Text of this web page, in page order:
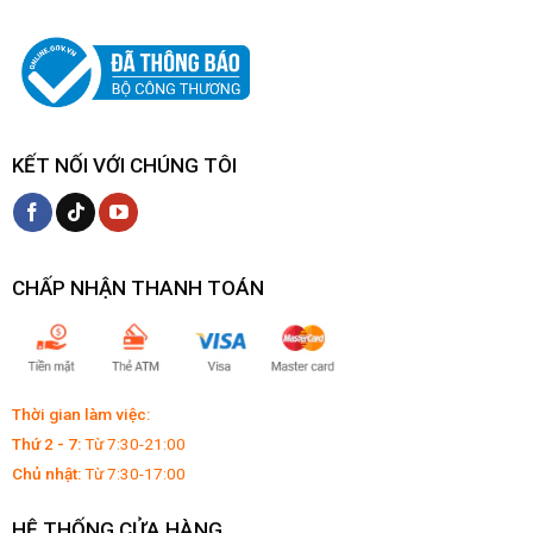
KẾT NỐI VỚI CHÚNG TÔI
CHẤP NHẬN THANH TOÁN
Thời gian làm việc:
Thứ 2 - 7:Từ 7:30-21:00
Chủ nhật:Từ 7:30-17:00